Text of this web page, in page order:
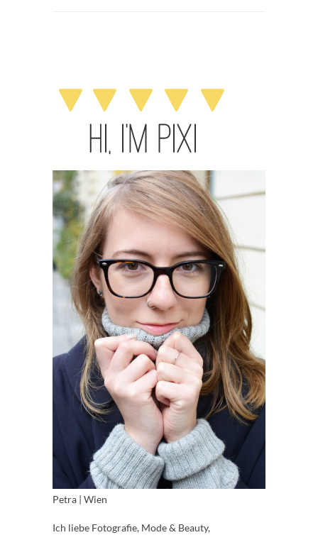
Petra | Wien
Ich liebe Fotografie, Mode & Beauty,